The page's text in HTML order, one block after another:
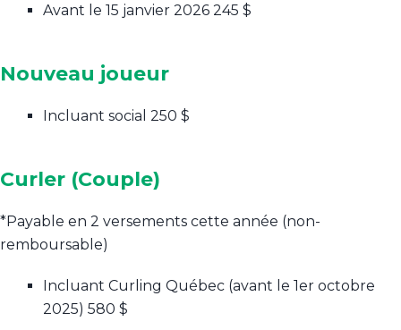
Avant le 15 janvier 2026 245 $
Nouveau joueur
Incluant social 250 $
Curler (Couple)
*Payable en 2 versements cette année (non-
remboursable)
Incluant Curling Québec (avant le 1er octobre
2025) 580 $